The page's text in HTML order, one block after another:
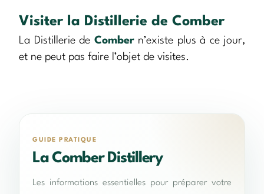
Visiter la Distillerie de Comber
La Distillerie de Combern’existe plus à ce jour,
et ne peut pas faire l’objet de visites.
GUIDE PRATIQUE
La Comber Distillery
Les informations essentielles pour préparer votre